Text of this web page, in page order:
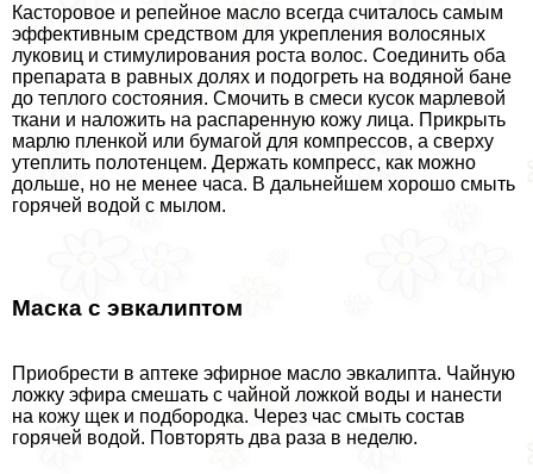
Касторовое и репейное масло всегда считалось самым
эффективным средством для укрепления волосяных
луковиц и стимулирования роста волос. Соединить оба
препарата в равных долях и подогреть на водяной бане
до теплого состояния. Смочить в смеси кусок марлевой
ткани и наложить на распаренную кожу лица. Прикрыть
марлю пленкой или бумагой для компрессов, а сверху
утеплить полотенцем. Держать компресс, как можно
дольше, но не менее часа. В дальнейшем хорошо смыть
горячей водой с мылом.
Маска с эвкалиптом
Приобрести в аптеке эфирное масло эвкалипта. Чайную
ложку эфира смешать с чайной ложкой воды и нанести
на кожу щек и подбородка. Через час смыть состав
горячей водой. Повторять два раза в неделю.